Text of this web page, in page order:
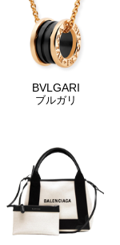
BVLGARI
ブルガリ